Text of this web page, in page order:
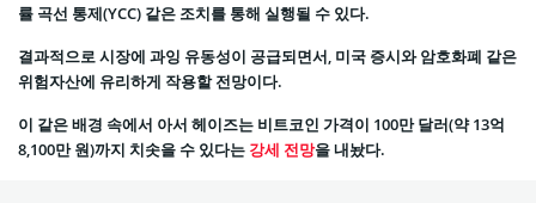
률 곡선 통제(YCC) 같은 조치를 통해 실행될 수 있다.
결과적으로 시장에 과잉 유동성이 공급되면서, 미국 증시와 암호화폐 같은
위험자산에 유리하게 작용할 전망이다.
이 같은 배경 속에서 아서 헤이즈는 비트코인 가격이 100만 달러(약 13억
8,100만 원)까지 치솟을 수 있다는 강세 전망을 내놨다.